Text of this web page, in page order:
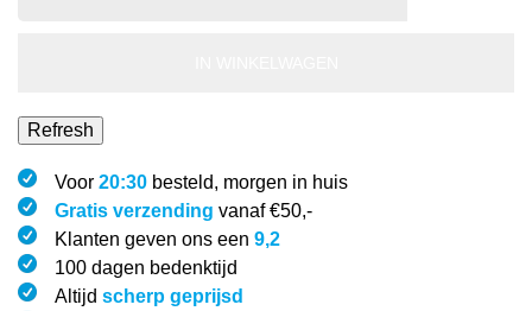
Voor 20:30 besteld, morgen in huis
Gratis verzending vanaf €50,-
Klanten geven ons een 9,2
100 dagen bedenktijd
Altijd scherp geprijsd